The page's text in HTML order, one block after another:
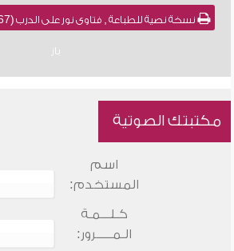
باز
مكتبتك الصوتية
اسم
المستخدم:
كـلـــمـة
الـمـــــرور: